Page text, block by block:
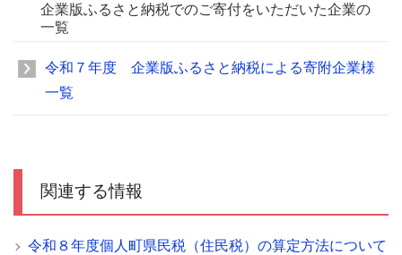
企業版ふるさと納税でのご寄付をいただいた企業の
一覧
令和７年度 企業版ふるさと納税による寄附企業様
一覧
関連する情報
令和８年度個人町県民税（住民税）の算定方法について